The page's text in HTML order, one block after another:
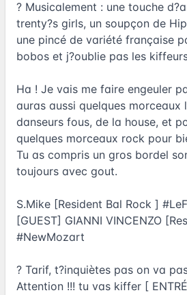
? Musicalement : une touche
trenty?s girls, un soupçon de
une pincé de variété française
bobos et j?oublie pas les
Ha ! Je vais me faire engeuler
auras aussi quelques morceaux
danseurs fous, de la house, et
quelques morceaux rock pour
Tu as compris un gros bordel
toujours avec gout.
S.Mike [Resident Bal Rock ]
[GUEST] GIANNI VINCENZO
#NewMozart
? Tarif, t?inquiètes pas on va
Attention !!! tu vas kiffer [